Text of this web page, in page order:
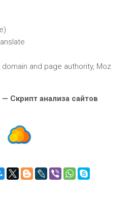
and page authority, Moz
Скрипт анализа сайтов